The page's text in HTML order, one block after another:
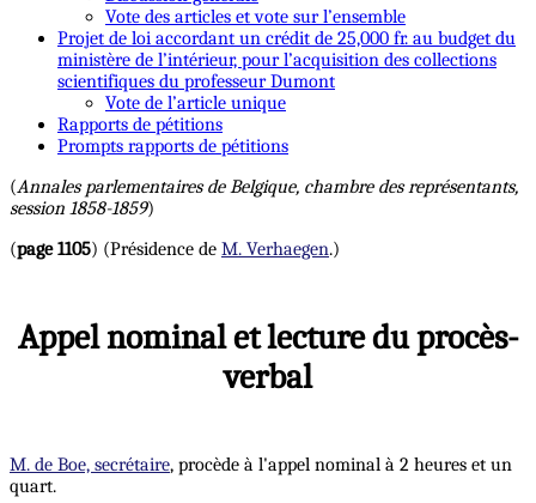
Vote des articles et vote sur l’ensemble
Projet de loi accordant un crédit de 25,000 fr. au budget du
ministère de l’intérieur, pour l’acquisition des collections
scientifiques du professeur Dumont
Vote de l’article unique
Rapports de pétitions
Prompts rapports de pétitions
(Annales parlementaires de Belgique, chambre des représentants,
session 1858-1859)
(page 1105) (Présidence de M. Verhaegen.)
Appel nominal et lecture du procès-
verbal
M. de Boe, secrétaire, procède à l'appel nominal à 2 heures et un
quart.